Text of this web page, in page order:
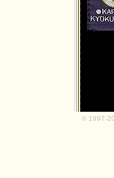
© 1997-